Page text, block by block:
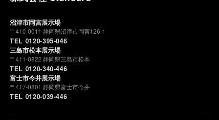
沼津市岡宮展示場
〒410-0011 静岡県沼津市岡宮126-1
TEL 0120-395-046
三島市松本展示場
〒411-0822 静岡県三島市松本
TEL 0120-340-446
富士市今井展示場
〒417-0801 静岡県富士市今井
TEL 0120-039-446